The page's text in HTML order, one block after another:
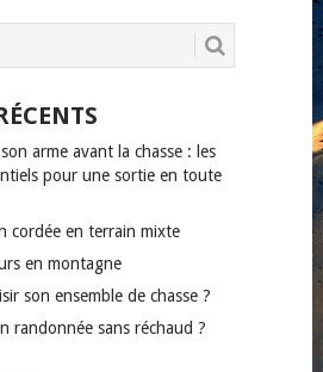
arme avant la chasse : les
pour une sortie en toute
cordée en terrain mixte
en montagne
son ensemble de chasse ?
randonnée sans réchaud ?